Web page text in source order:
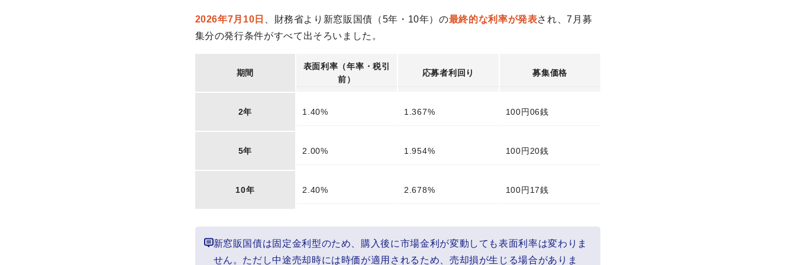
2026年7月10日 、財務省より新窓販国債（5年・10年）の最終的な利率が発表され、7月募
集分の発行条件がすべて出そろいました。
期間
表面利率（年率・税引
前）
応募者利回り 募集価格
2年 1.40% 1.367% 100円06銭
5年 2.00% 1.954% 100円20銭
10年 2.40% 2.678% 100円17銭
新窓販国債は固定金利型のため、購入後に市場金利が変動しても表面利率は変わりま
せん。ただし中途売却時には時価が適用されるため、売却損が生じる場合がありま